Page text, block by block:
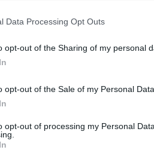
Data Processing Opt Outs
opt-out of the Sharing of my personal
opt-out of the Sale of my Personal Data.
opt-out of processing my Personal
palco, rispetta chi ti ci ha